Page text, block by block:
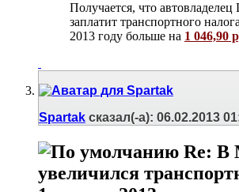
Получается, что автовладелец
заплатит транспортного
2013 году больше на 1 046,90
Spartak сказал(-а): 06.02.2013
Re: В
увеличился